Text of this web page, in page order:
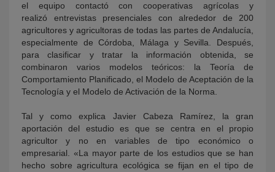
el equipo contactó con cooperativas agrícolas y
realizó entrevistas presenciales con alrededor de 200
agricultores y agricultoras de todas las partes de Andalucía,
especialmente de Córdoba, Málaga y Sevilla. Después,
para clasificar y tratar la información obtenida, se
combinaron varios modelos teóricos: la Teoría de
Comportamiento Planificado, el Modelo de Aceptación de la
Tecnología y el Modelo de Activación de la Norma.
Tal y como explica Javier Cabeza Ramírez, la gran
aportación del estudio es que se centra en el propio
agricultor y no en variables de tipo económico o
empresarial. «La mayor parte de los estudios que se han
hecho sobre agricultura ecológica se fijan en el tipo de